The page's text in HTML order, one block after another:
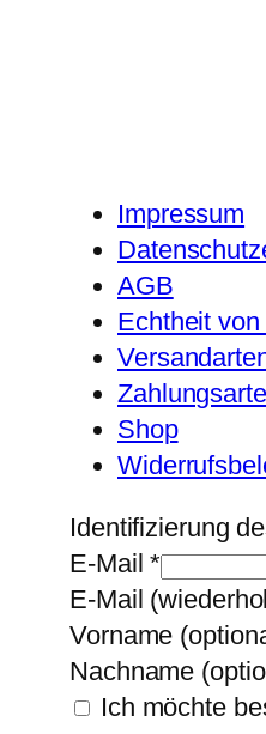
Impressum
AGB
Echtheit
Shop
Identifizierung
E-Mail*
E-Mail
Vorname
Nachname
Ich möchte